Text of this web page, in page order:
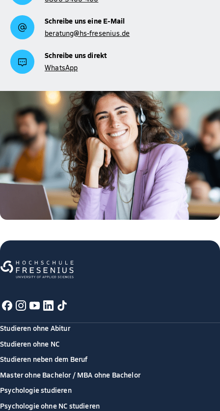
Schreibe uns eine E-Mail
beratung@hs-fresenius.de
Schreibe uns direkt
WhatsApp
Studieren ohne Abitur
Studieren ohne NC
Studieren neben dem Beruf
Master ohne Bachelor / MBA ohne Bachelor
Psychologie studieren
Psychologie ohne NC studieren